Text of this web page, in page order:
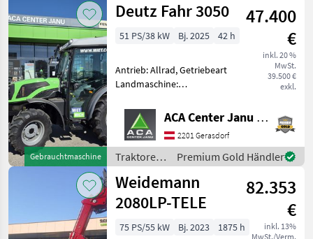
Lamborghini
Gebrauchtmaschine
Deutz Fahr 3050
47.400
€
inkl. 20 %
MwSt.
39.500 €
exkl.
51 PS/38 kW Bj. 2025 42 h
Antrieb: Allrad, Getriebeart
Landmaschine:
Plattform: Kabine,
Zapfwellendrehzahl:
540/540E/1000,
Höchstgeschwindigkeit in
km/h: 30 km/h, Aufladung:
Tu
ACA Center Janu GmbH
2201 Gerasdorf
Traktoren
/ Deutz
Fahr
Premium Gold Händler
Weidemann
2080LP-TELE
82.353
€
inkl. 13%
MwSt./Verm.
75 PS/55 kW Bj. 2023
1875 h